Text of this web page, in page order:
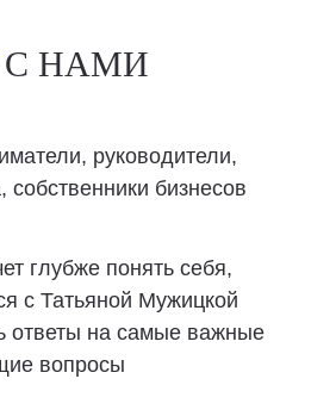
С НАМИ
руководители,
собственники бизнесов
глубже понять себя,
с Татьяной Мужицкой
ответы на самые важные
вопросы